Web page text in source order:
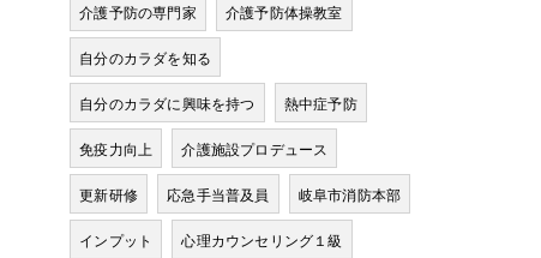
介護予防の専門家 介護予防体操教室
自分のカラダを知る
自分のカラダに興味を持つ 熱中症予防
免疫力向上 介護施設プロデュース
更新研修 応急手当普及員 岐阜市消防本部
インプット 心理カウンセリング１級